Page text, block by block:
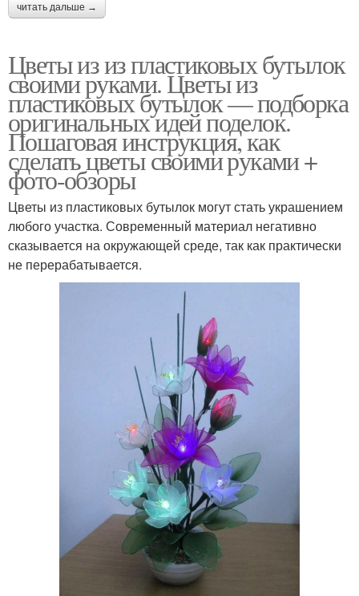
читать дальше →
Цветы из из пластиковых бутылок
своими руками. Цветы из
пластиковых бутылок — подборка
оригинальных идей поделок.
Пошаговая инструкция, как
сделать цветы своими руками +
фото-обзоры
Цветы из пластиковых бутылок могут стать украшением
любого участка. Современный материал негативно
сказывается на окружающей среде, так как практически
не перерабатывается.